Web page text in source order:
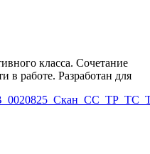
класса. Сочетание
в работе. Разработан для